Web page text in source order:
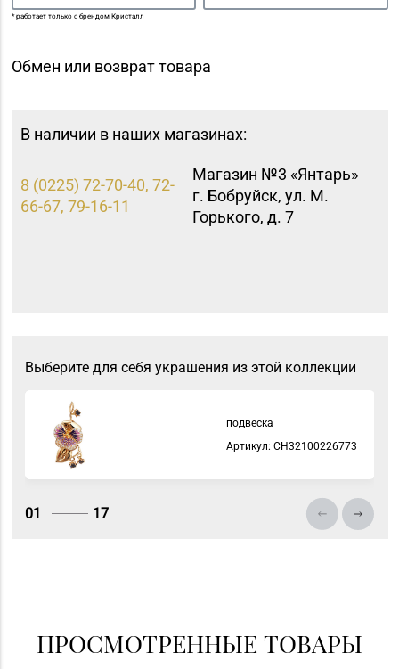
* работает только с брендом Кристалл
Обмен или возврат товара
В наличии в наших магазинах:
8 (0225) 72-70-40, 72-
66-67, 79-16-11
Магазин №3 «Янтарь»
г. Бобруйск, ул. М.
Горького, д. 7
Выберите для себя украшения из этой коллекции
подвеска
Артикул: СH32100226773
01 17
ПРОСМОТРЕННЫЕ ТОВАРЫ